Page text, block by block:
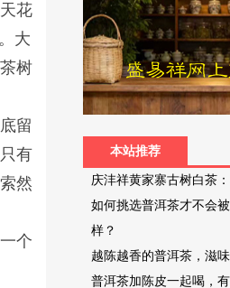
花
大
树
留
有
然
个
本站推荐
庆沣祥黄家寨古树白茶
如何挑选普洱茶才不会
样？
越陈越香的普洱茶，滋
普洱茶加陈皮一起喝，